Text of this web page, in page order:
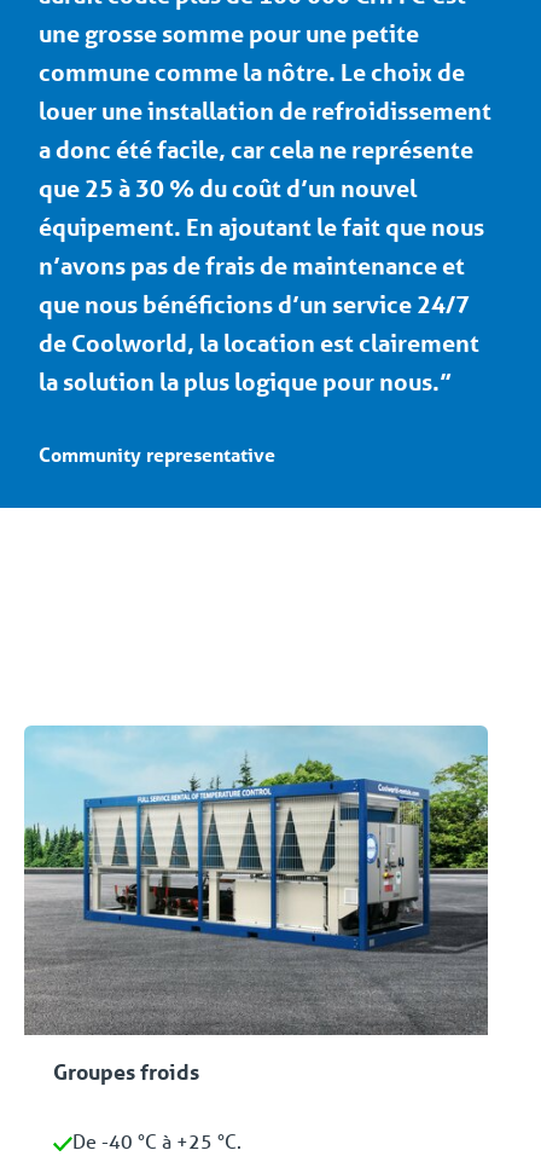
une grosse somme pour une petite
commune comme la nôtre. Le choix de
louer une installation de refroidissement
a donc été facile, car cela ne représente
que 25 à 30 % du coût d’un nouvel
équipement. En ajoutant le fait que nous
n’avons pas de frais de maintenance et
que nous bénéficions d’un service 24/7
de Coolworld, la location est clairement
la solution la plus logique pour nous.”
Community representative
Groupes froids
De -40 °C à +25 °C.